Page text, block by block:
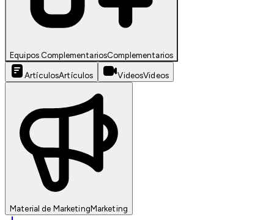
Equipos ComplementariosComplementarios
ArtículosArtículos VideosVideos
Material de MarketingMarketing